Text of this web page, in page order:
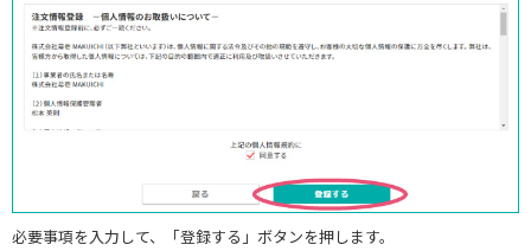
必要事項を入力して、「登録する」ボタンを押します。